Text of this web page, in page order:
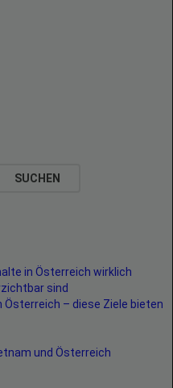
SUCHEN
in Österreich wirklich
sind
Österreich – diese Ziele bieten
und Österreich